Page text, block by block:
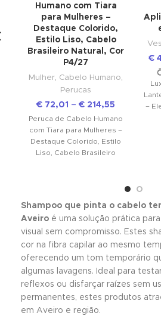
Humano com Tiara
para Mulheres –
Destaque Colorido,
Estilo Liso, Cabelo
Brasileiro Natural, Cor
P4/27
Mulher, Cabelo Humano,
Perucas
€ 72,01 – € 214,55
Peruca de Cabelo Humano
com Tiara para Mulheres –
Destaque Colorido, Estilo
Liso, Cabelo Brasileiro
€
–
Shampoo que pinta o cabelo
Aveiro é uma solução prática
visual sem compromisso. Estes
cor na fibra capilar ao mesmo
oferecendo um tom temporário
algumas lavagens. Ideal para
reflexos ou disfarçar raízes sem
permanentes, estes produtos
em Aveiro e região.